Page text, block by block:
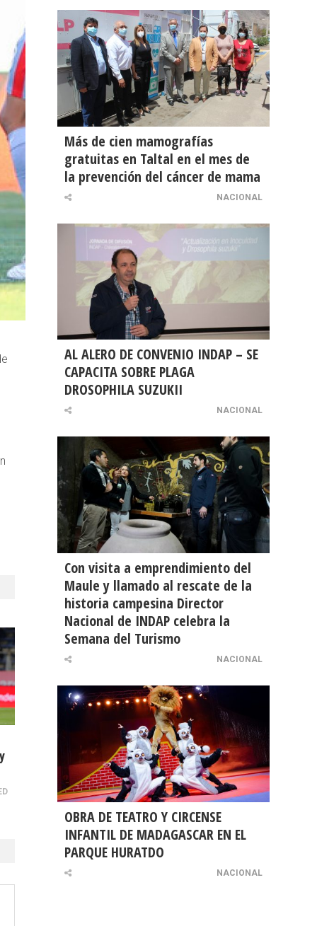
Más de cien mamografías
gratuitas en Taltal en el mes de
la prevención del cáncer de mama
NACIONAL
AL ALERO DE CONVENIO INDAP – SE
CAPACITA SOBRE PLAGA
DROSOPHILA SUZUKII
NACIONAL
Con visita a emprendimiento del
Maule y llamado al rescate de la
historia campesina Director
Nacional de INDAP celebra la
Semana del Turismo
NACIONAL
OBRA DE TEATRO Y CIRCENSE
INFANTIL DE MADAGASCAR EN EL
PARQUE HURATDO
NACIONAL